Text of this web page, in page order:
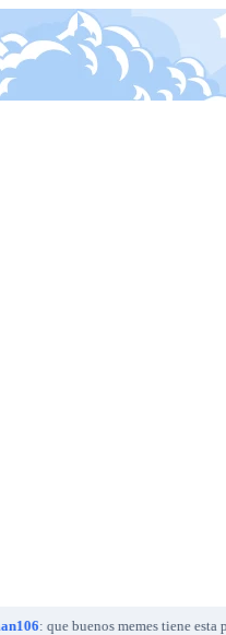
buenos memes tiene esta pagina 😂